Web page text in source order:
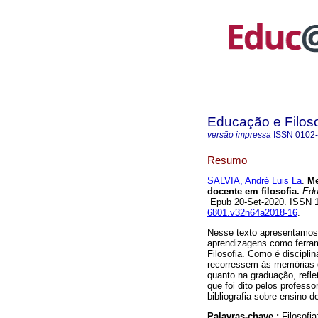
Educação e
versão impressa ISSN
Resumo
SALVIA, André Luis La.
docente em filosofia.
Epub 20-Set-2020. ISSN
6801.v32n64a2018-16.
Nesse texto
aprendizagens como
Filosofia. Como é
recorressem às
quanto na graduação,
que foi dito pelos
bibliografia sobre ensino